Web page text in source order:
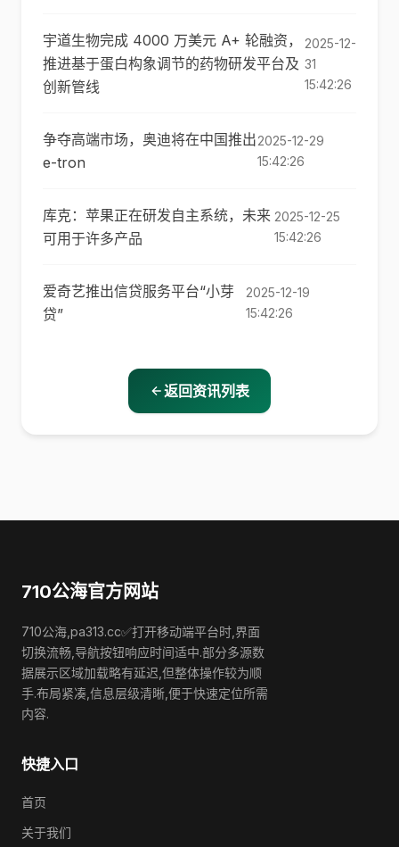
宇道生物完成 4000 万美元 A+ 轮融资，
推进基于蛋白构象调节的药物研发平台及
创新管线
2025-12-
31
15:42:26
争夺高端市场，奥迪将在中国推出
e-tron
2025-12-29
15:42:26
库克：苹果正在研发自主系统，未来
可用于许多产品
2025-12-25
15:42:26
爱奇艺推出信贷服务平台“小芽
贷”
2025-12-19
15:42:26
返回资讯列表
710公海官方网站
710公海,pa313.cc✅打开移动端平台时,界面
切换流畅,导航按钮响应时间适中.部分多源数
据展示区域加载略有延迟,但整体操作较为顺
手.布局紧凑,信息层级清晰,便于快速定位所需
内容.
快捷入口
首页
关于我们